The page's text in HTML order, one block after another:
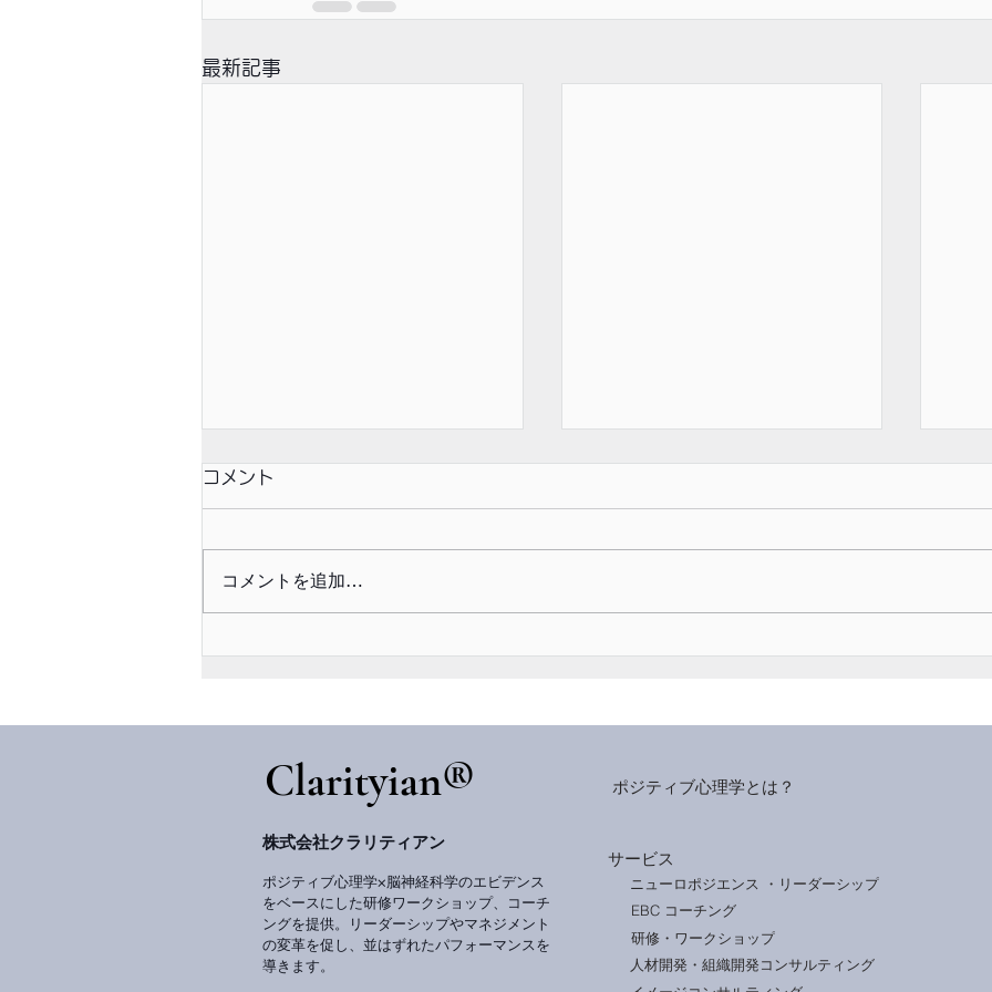
最新記事
学習費用は$408減、でも学
Industryから読む人材開発の
AIを定着させるのはツールで
の実践策
日本
っ
コメント
コメントを追加…
​Clarityian®
株式会社クラリティアン
ポジティブ心理学×脳神経科学のエビデンス
をベースにした研修ワークショップ、コーチ
ングを提供。リーダーシップやマネジメント
の変革を促し、並はずれたパフォーマンスを
導きます。
ポジティブ心理学とは？
サービス
ニューロポジエンス ・リーダーシップ
EBC コーチング
研修・ワークショップ
人材開発・組織開発コンサルティング